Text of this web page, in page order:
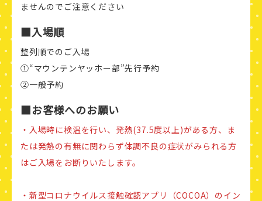
ませんのでご注意ください
■入場順
整列順でのご入場
①“マウンテンヤッホー部”先行予約
②一般予約
■お客様へのお願い
・入場時に検温を行い、発熱(37.5度以上)がある方、ま
たは発熱の有無に関わらず体調不良の症状がみられる方
はご入場をお断りいたします。
・新型コロナウイルス接触確認アプリ（COCOA）のイン